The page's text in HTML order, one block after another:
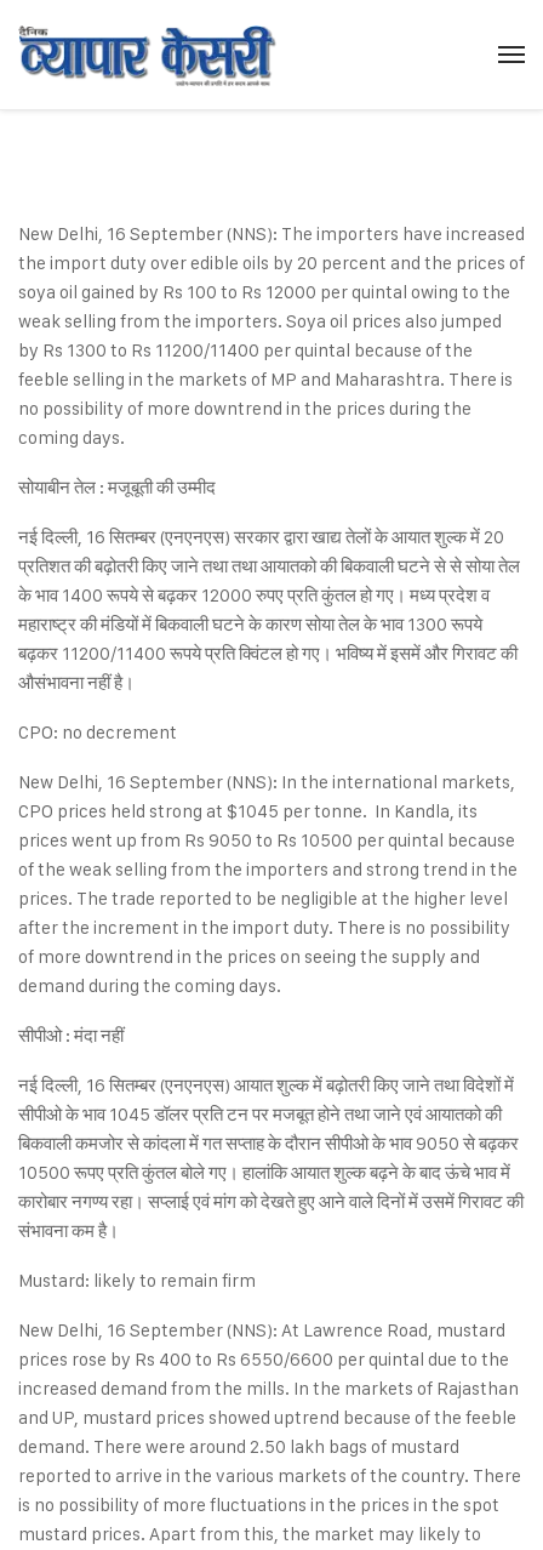
New Delhi, 16 September (NNS): The importers have increased
the import duty over edible oils by 20 percent and the prices of
soya oil gained by Rs 100 to Rs 12000 per quintal owing to the
weak selling from the importers. Soya oil prices also jumped
by Rs 1300 to Rs 11200/11400 per quintal because of the
feeble selling in the markets of MP and Maharashtra. There is
no possibility of more downtrend in the prices during the
coming days.
सोयाबीन तेल : मजूबूती की उम्मीद
नई दिल्ली, 16 सितम्बर (एनएनएस) सरकार द्वारा खाद्य तेलों के आयात शुल्क में 20
प्रतिशत की बढ़ोतरी किए जाने तथा तथा आयातको की बिकवाली घटने से से सोया तेल
के भाव 1400 रूपये से बढ़कर 12000 रुपए प्रति कुंतल हो गए। मध्य प्रदेश व
महाराष्ट्र की मंडियों में बिकवाली घटने के कारण सोया तेल के भाव 1300 रूपये
बढ़कर 11200/11400 रूपये प्रति क्विंटल हो गए। भविष्य में इसमें और गिरावट की
औसंभावना नहीं है।
CPO: no decrement
New Delhi, 16 September (NNS): In the international markets,
CPO prices held strong at $1045 per tonne. In Kandla, its
prices went up from Rs 9050 to Rs 10500 per quintal because
of the weak selling from the importers and strong trend in the
prices. The trade reported to be negligible at the higher level
after the increment in the import duty. There is no possibility
of more downtrend in the prices on seeing the supply and
demand during the coming days.
सीपीओ : मंदा नहीं
नई दिल्ली, 16 सितम्बर (एनएनएस) आयात शुल्क में बढ़ोतरी किए जाने तथा विदेशों में
सीपीओ के भाव 1045 डॉलर प्रति टन पर मजबूत होने तथा जाने एवं आयातको की
बिकवाली कमजोर से कांदला में गत सप्ताह के दौरान सीपीओ के भाव 9050 से बढ़कर
10500 रूपए प्रति कुंतल बोले गए। हालांकि आयात शुल्क बढ़ने के बाद ऊंचे भाव में
कारोबार नगण्य रहा। सप्लाई एवं मांग को देखते हुए आने वाले दिनों में उसमें गिरावट की
संभावना कम है।
Mustard: likely to remain firm
New Delhi, 16 September (NNS): At Lawrence Road, mustard
prices rose by Rs 400 to Rs 6550/6600 per quintal due to the
increased demand from the mills. In the markets of Rajasthan
and UP, mustard prices showed uptrend because of the feeble
demand. There were around 2.50 lakh bags of mustard
reported to arrive in the various markets of the country. There
is no possibility of more fluctuations in the prices in the spot
mustard prices. Apart from this, the market may likely to